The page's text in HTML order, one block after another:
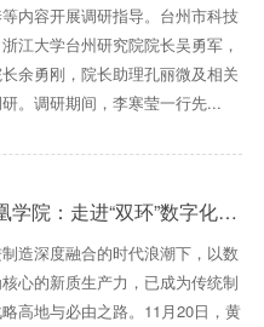
内容开展调研指导。台州市科技
江大学台州研究院院长吴勇军，
余勇刚，院长助理孔丽微及相关
。调研期间，李寒莹一行先...
走进“双环”数字化+AI应用标杆参访
造深度融合的时代浪潮下，以数
心的新质生产力，已成为传统制
高地与必由之路。11月20日，黄